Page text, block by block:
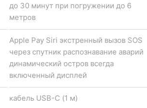
до 30 минут при погружении до 6
метров
Apple Pay Siri экстренный вызов SOS
через спутник распознавание аварий
динамический остров всегда
включенный дисплей
кабель USB-С (1 м)